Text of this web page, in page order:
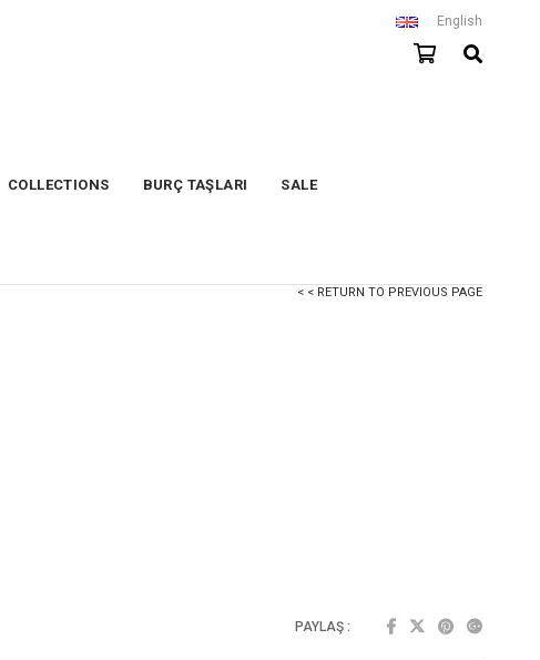
English
COLLECTIONS BURÇ TAŞLARI SALE
< < RETURN TO PREVIOUS PAGE
PAYLAŞ :